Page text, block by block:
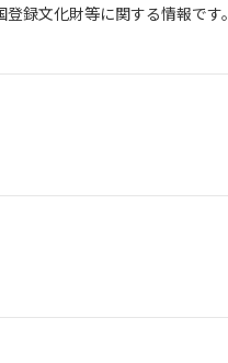
録文化財等に関する情報です。